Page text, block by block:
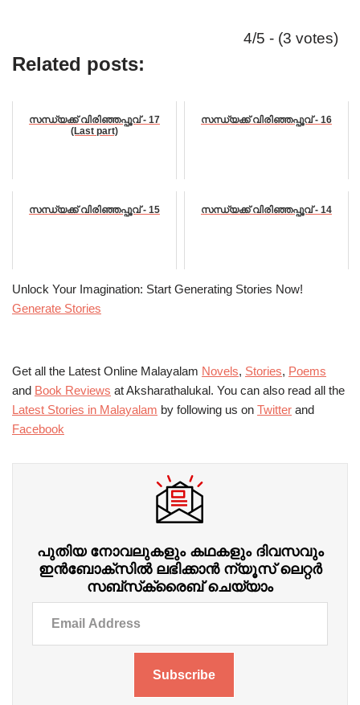
4/5 - (3 votes)
Related posts:
സന്ധ്യക്ക് വിരിഞ്ഞപ്പൂവ് - 17
(Last part)
സന്ധ്യക്ക് വിരിഞ്ഞപ്പൂവ് - 16
സന്ധ്യക്ക് വിരിഞ്ഞപ്പൂവ് - 15 സന്ധ്യക്ക് വിരിഞ്ഞപ്പൂവ് - 14
Unlock Your Imagination: Start Generating Stories Now!
Generate Stories
Get all the Latest Online Malayalam Novels, Stories, Poems
and Book Reviews at Aksharathalukal. You can also read all the
Latest Stories in Malayalam by following us on Twitter and
Facebook
പുതിയ നോവലുകളും കഥകളും ദിവസവും
ഇന്‍ബോക്‌സില്‍ ലഭിക്കാന്‍ ന്യൂസ് ലെറ്റർ
സബ്‌സ്‌ക്രൈബ് ചെയ്യാം
Subscribe